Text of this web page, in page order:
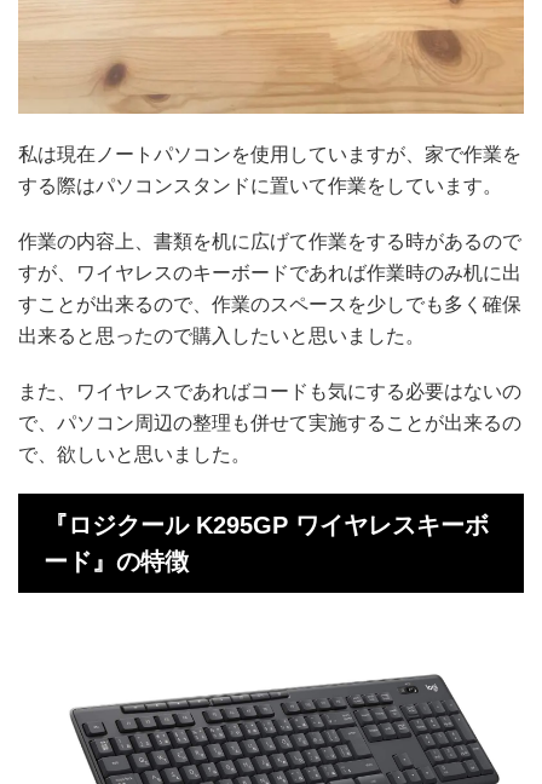
私は現在ノートパソコンを使用していますが、家で作業を
する際はパソコンスタンドに置いて作業をしています。
作業の内容上、書類を机に広げて作業をする時があるので
すが、ワイヤレスのキーボードであれば作業時のみ机に出
すことが出来るので、作業のスペースを少しでも多く確保
出来ると思ったので購入したいと思いました。
また、ワイヤレスであればコードも気にする必要はないの
で、パソコン周辺の整理も併せて実施することが出来るの
で、欲しいと思いました。
『ロジクール K295GP ワイヤレスキーボ
ード』の特徴